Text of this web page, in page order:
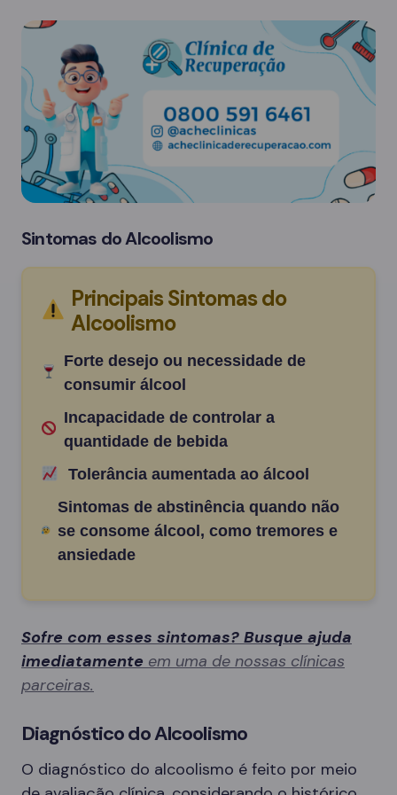
Sintomas do Alcoolismo
Principais Sintomas do
Alcoolismo
Forte desejo ou necessidade de
consumir álcool
Incapacidade de controlar a
quantidade de bebida
Tolerância aumentada ao álcool
Sintomas de abstinência quando não
se consome álcool, como tremores e
ansiedade
Sofre com esses sintomas? Busque ajuda
imediatamente em uma de nossas clínicas
parceiras.
Diagnóstico do Alcoolismo
O diagnóstico do alcoolismo é feito por meio